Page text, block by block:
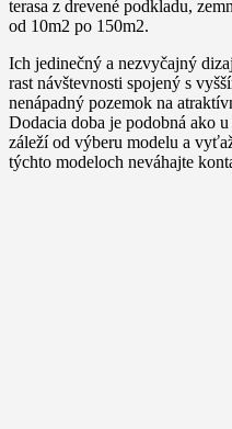
terasa z drevené podkladu,
od 10m2 po 150m2.
Ich jedinečný a nezvyčajný
rast návštevnosti spojený s
nenápadný pozemok na
Dodacia doba je podobná ako
záleží od výberu modelu a
týchto modeloch neváhajte